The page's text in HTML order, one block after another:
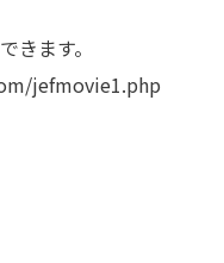
きます。
jefmovie1.php